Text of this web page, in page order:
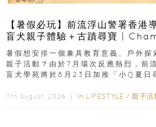
【暑假必玩】前流浮山警署香港
盲犬親子體驗＋古蹟尋寶 |
組免費名額
暑假想安排一個兼具教育意義、戶外探
親子活動？由於7月場次反應熱烈，前
盲犬學苑將於8月23日加推「小Q夏日
7th August, 2026 ｜ In LIFESTYLE / 親子活